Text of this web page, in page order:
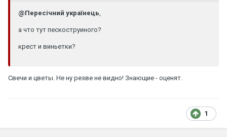
@Пересічний українець,
а что тут пескоструиного?
крест и виньетки?
Свечи и цветы. Не ну резве не видно! Знающие - оценят.
1